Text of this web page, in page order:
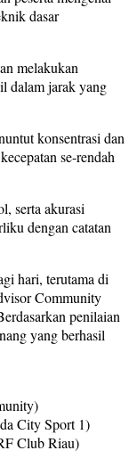
dasar
melakukan
dalam jarak yang
konsentrasi dan
se-rendah
serta akurasi
dengan catatan
hari, terutama di
Community
penilaian
yang berhasil
City Sport 1)
Club Riau)